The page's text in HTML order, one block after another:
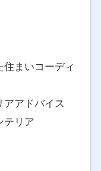
まいコーディ
アアドバイス
テリア